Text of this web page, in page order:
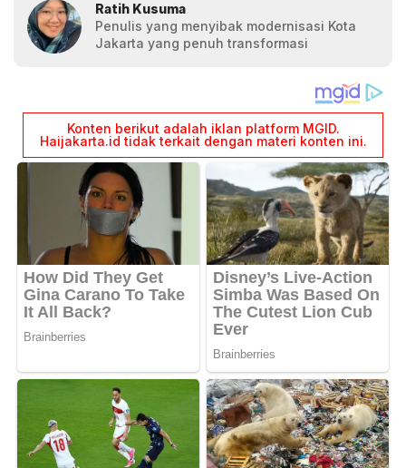
Ratih Kusuma
Penulis yang menyibak modernisasi Kota
Jakarta yang penuh transformasi